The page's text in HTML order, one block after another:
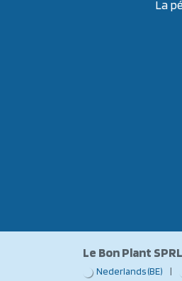
La
Le Bon Plant
Nederlands (BE)
|